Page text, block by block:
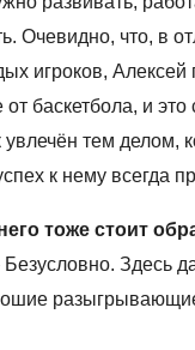
Очевидно, что, в
игроков, Алексей
от баскетбола, и
увлечён тем делом,
к нему всегда
тоже стоит
Безусловно. Здесь